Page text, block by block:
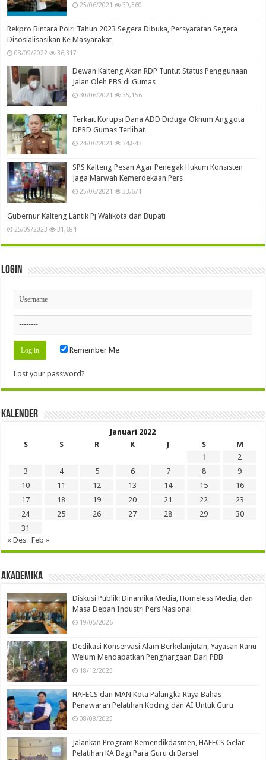
25/06/2021 39,360
Rekpro Bintara Polri Tahun 2023 Segera Dibuka, Persyaratan Segera
Disosialisasikan Ke Masyarakat
08/09/2022 36,317
Dewan Kalteng Akan RDP Tuntut Status Penggunaan
Jalan Oleh PBS di Gumas
30/06/2021 35,156
Terkait Korupsi Dana ADD Diduga Oknum Anggota
DPRD Gumas Terlibat
24/06/2021 34,843
SPS Kalteng Pesan Agar Penegak Hukum Konsisten
Jaga Marwah Kemerdekaan Pers
25/06/2021 33,671
Gubernur Kalteng Lantik Pj Walikota dan Bupati
25/09/2023 31,684
Login
Remember Me
Lost your password?
Kalender
Januari 2022
S
S R K J S
M
1
2
3
4 5 6 7 8
9
10
11 12 13 14 15
16
17
18 19 20 21 22
23
24
25 26 27 28 29
30
31
« Des
Feb »
Akademika
Diskusi Publik: Dinamika Media, Homeless Media, dan
Masa Depan Industri Pers Nasional
19/05/2026
Dedikasi Konservasi Alam Berkelanjutan, Yayasan Ranu
Welum Mendapatkan Penghargaan Dari PBB
18/12/2025
HAFECS dan MAN Kota Palangka Raya Bahas
Penawaran Pelatihan Koding dan AI Untuk Guru
08/08/2025
Jalankan Program Kemendikdasmen, HAFECS Gelar
Pelatihan KA Bagi Para Guru di Barsel